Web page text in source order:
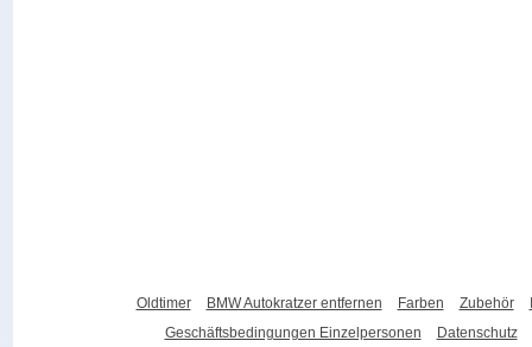
Oldtimer BMW Autokratzer entfernen Farben Zubehör
Geschäftsbedingungen Einzelpersonen
Datenschutz